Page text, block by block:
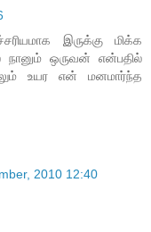
இருக்கு மிக்க
நானும் ஒருவன் என்பதில்
உயர என் மனமார்ந்த
2010 12:40